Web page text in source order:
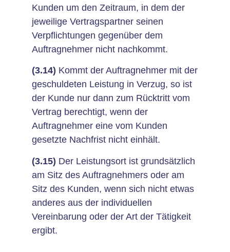
Kunden um den Zeitraum, in dem der
jeweilige Vertragspartner seinen
Verpflichtungen gegenüber dem
Auftragnehmer nicht nachkommt.
(3.14) Kommt der Auftragnehmer mit der
geschuldeten Leistung in Verzug, so ist
der Kunde nur dann zum Rücktritt vom
Vertrag berechtigt, wenn der
Auftragnehmer eine vom Kunden
gesetzte Nachfrist nicht einhält.
(3.15) Der Leistungsort ist grundsätzlich
am Sitz des Auftragnehmers oder am
Sitz des Kunden, wenn sich nicht etwas
anderes aus der individuellen
Vereinbarung oder der Art der Tätigkeit
ergibt.